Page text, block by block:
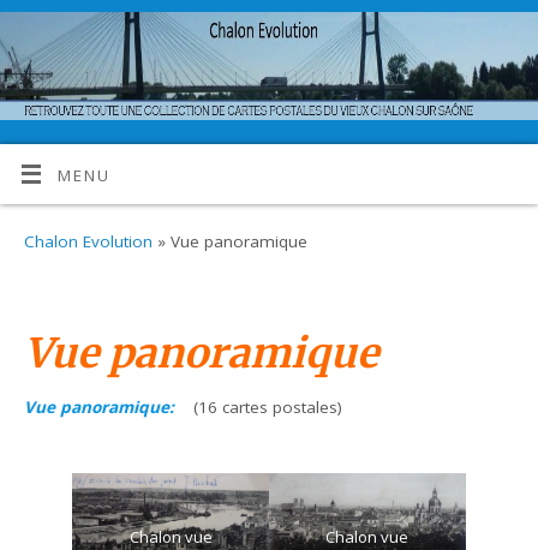
MENU
Chalon Evolution » Vue panoramique
Vue panoramique
Vue panoramique: (16 cartes postales)
Chalon vue
Chalon vue